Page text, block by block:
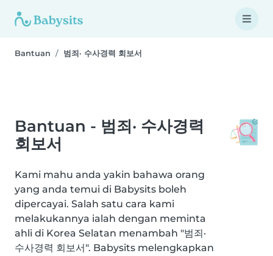
Bantuan 범죄· 수사경력 회보서
Bantuan - 범죄· 수사경력
회보서
Kami mahu anda yakin bahawa orang
yang anda temui di Babysits boleh
dipercayai. Salah satu cara kami
melakukannya ialah dengan meminta
ahli di Korea Selatan menambah "범죄·
수사경력 회보서". Babysits melengkapkan